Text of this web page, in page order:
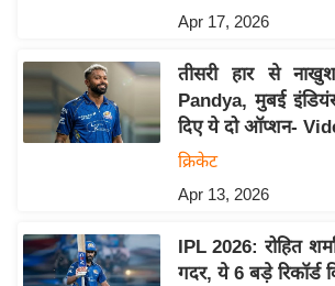
इ
ई
र
मि
Apr 17, 2026
तीसरी हार से
Pandya, मुबई
दिए ये दो ऑप्शन-
क्रिकेट
Apr 13, 2026
IPL 2026: रोहित
गदर, ये 6 बड़े रिकॉर्ड